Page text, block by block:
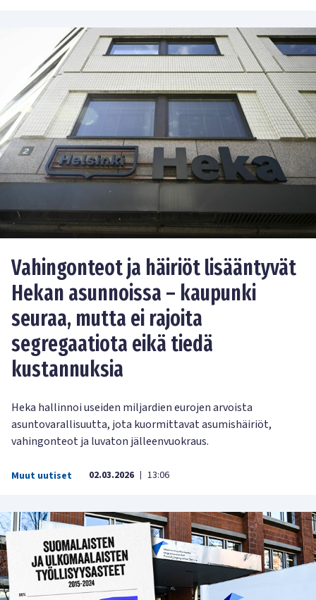
Vahingonteot ja häiriöt lisääntyvät
Hekan asunnoissa – kaupunki
seuraa, mutta ei rajoita
segregaatiota eikä tiedä
kustannuksia
Heka hallinnoi useiden miljardien eurojen arvoista
asuntovarallisuutta, jota kuormittavat asumishäiriöt,
vahingonteot ja luvaton jälleenvuokraus.
Muut uutiset 02.03.2026 | 13:06